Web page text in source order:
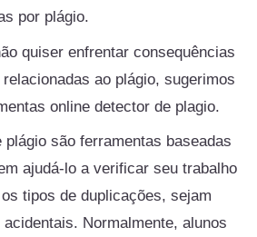
por plágio.
quiser enfrentar consequências
ao plágio, sugerimos
online detector de plagio.
são ferramentas baseadas
ajudá-lo a verificar seu trabalho
tipos de duplicações, sejam
Normalmente, alunos